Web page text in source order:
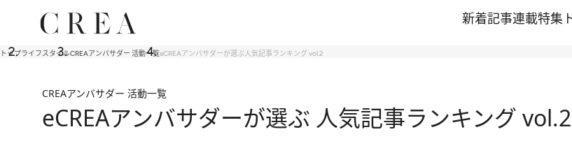
新着記事連載特集
トップライフスタイルCREAアンバサダー 活動一覧eCREAアンバサダーが選ぶ人気記事ランキング vol.2
CREAアンバサダー 活動一覧
eCREAアンバサダーが選ぶ 人気記事ランキング vol.2